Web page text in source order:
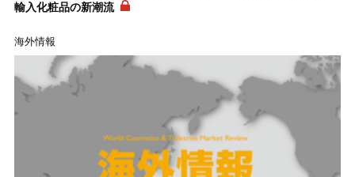
輸入化粧品の新潮流
海外情報